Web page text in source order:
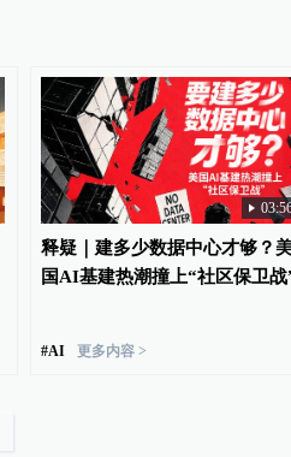
释疑｜建多少数据中心才够？
国AI基建热潮撞上“社区保卫战
#AI 更多内容 >